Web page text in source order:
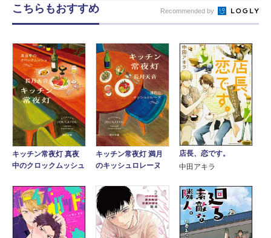
こちらもおすすめ Recommended by
キッチン常夜灯 真夜
中のクロックムッシュ
キッチン常夜灯 満月
のキッシュロレーヌ
店長、恋です。
中田アキラ